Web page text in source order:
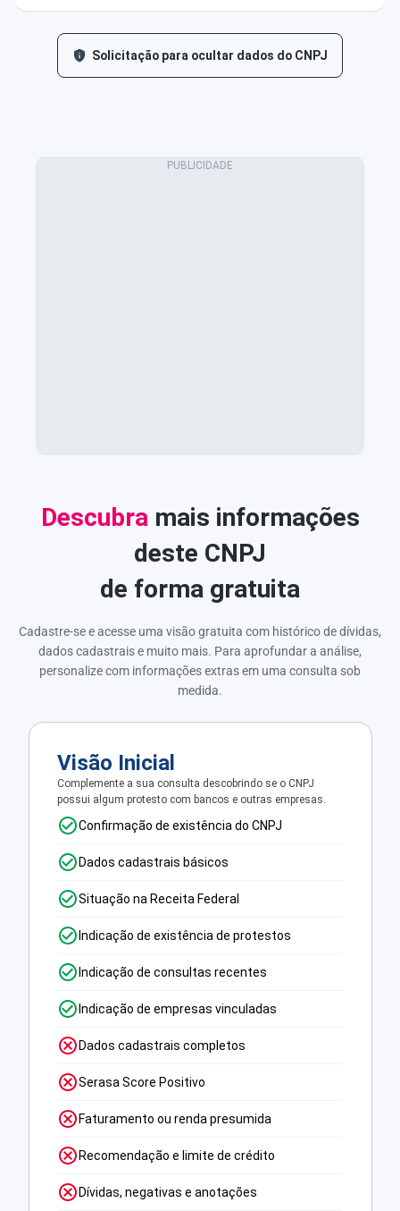
Solicitação para ocultar dados do CNPJ
Descubra mais informações
deste CNPJ
de forma gratuita
Cadastre-se e acesse uma visão gratuita com histórico de dívidas,
dados cadastrais e muito mais. Para aprofundar a análise,
personalize com informações extras em uma consulta sob
medida.
Visão Inicial
Complemente a sua consulta descobrindo se o CNPJ
possui algum protesto com bancos e outras empresas.
Confirmação de existência do CNPJ
Dados cadastrais básicos
Situação na Receita Federal
Indicação de existência de protestos
Indicação de consultas recentes
Indicação de empresas vinculadas
Dados cadastrais completos
Serasa Score Positivo
Faturamento ou renda presumida
Recomendação e limite de crédito
Dívidas, negativas e anotações